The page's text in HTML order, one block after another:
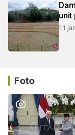
unit
11
Foto